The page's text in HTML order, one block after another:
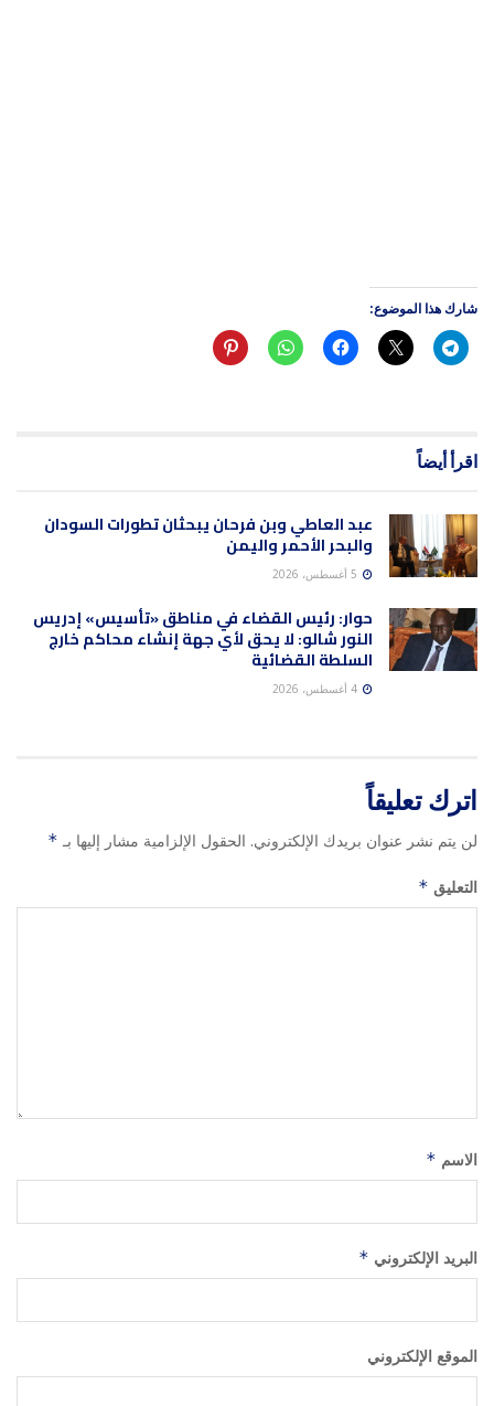
شارك هذا الموضوع:
اقرأ أيضاً
عبد العاطي وبن فرحان يبحثان تطورات السودان
والبحر الأحمر واليمن
حوار: رئيس القضاء في مناطق «تأسيس» إدريس
النور شالو: لا يحق لأي جهة إنشاء محاكم خارج
السلطة القضائية
اترك تعليقاً
لن يتم نشر عنوان بريدك الإلكتروني. الحقول الإلزامية مشار إليها بـ *
التعليق *
الاسم *
البريد الإلكتروني *
الموقع الإلكتروني